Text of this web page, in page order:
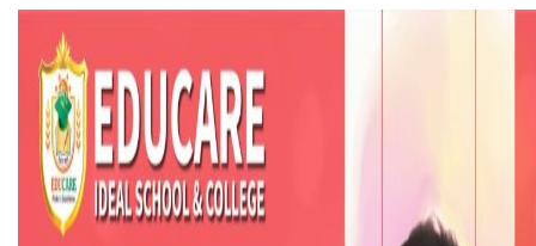
হলিউডে নতুন প্রেমের গুঞ্জন